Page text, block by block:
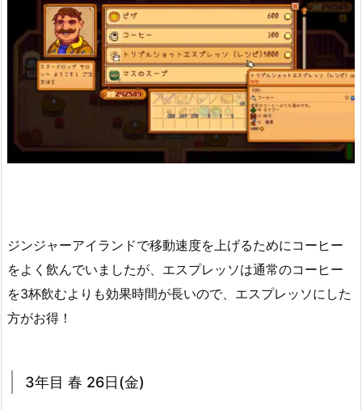
ジンジャーアイランドで移動速度を上げるためにコーヒー
をよく飲んでいましたが、エスプレッソは通常のコーヒー
を3杯飲むよりも効果時間が長いので、エスプレッソにした
方がお得！
3年目 春 26日(金)